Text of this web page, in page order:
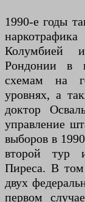
1990-е годы
Колумбией
Рондонии в
схемам на
уровнях, а
доктор
управление
выборов в
второй тур
Пиреса. В
двух
первом